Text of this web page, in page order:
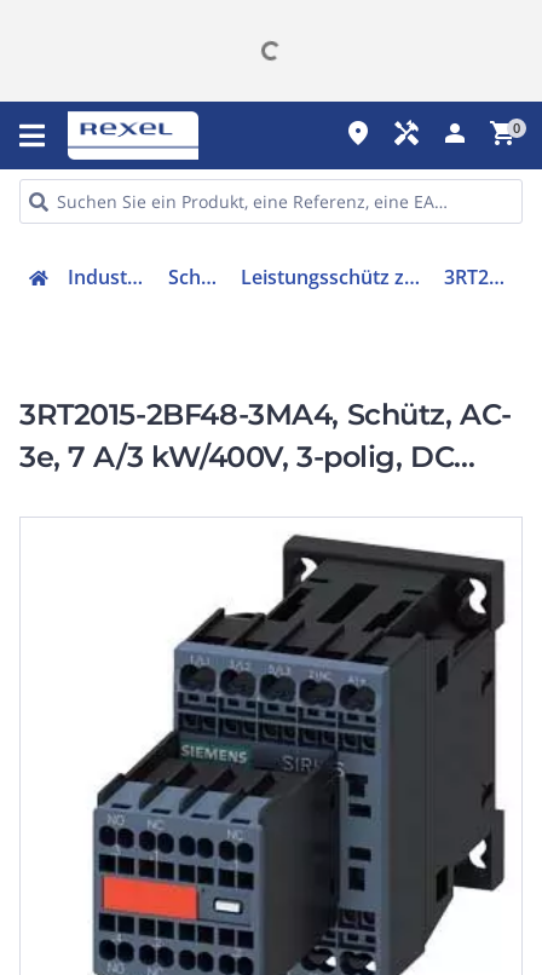
place handyman person shopping_cart0
Industriekomponenten Schütze & Relais Leistungsschütz zum Schalten von Wechselstrom 3RT20152BF483MA4
3RT2015-2BF48-3MA4, Schütz, AC-
3e, 7 A/3 kW/400V, 3-polig, DC